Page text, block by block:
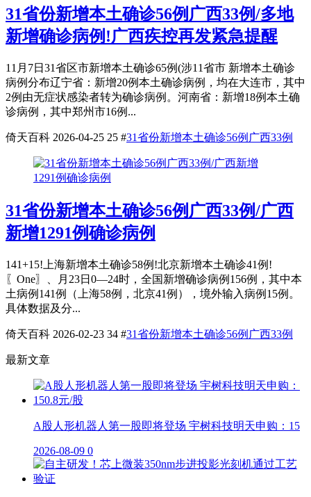
31省份新增本土确诊56例广西33例/多地
新增确诊病例!广西疾控再发紧急提醒
11月7日31省区市新增本土确诊65例(涉11省市 新增本土确诊
病例分布辽宁省：新增20例本土确诊病例，均在大连市，其中
2例由无症状感染者转为确诊病例。河南省：新增18例本土确
诊病例，其中郑州市16例...
倚天百科 2026-04-25 25 #31省份新增本土确诊56例广西33例
31省份新增本土确诊56例广西33例/广西
新增1291例确诊病例
141+15!上海新增本土确诊58例!北京新增本土确诊41例!
〖One〗、月23日0—24时，全国新增确诊病例156例，其中本
土病例141例（上海58例，北京41例），境外输入病例15例。
具体数据及分...
倚天百科 2026-02-23 34 #31省份新增本土确诊56例广西33例
最新文章
A股人形机器人第一股即将登场 宇树科技明天申购：15
2026-08-09 0